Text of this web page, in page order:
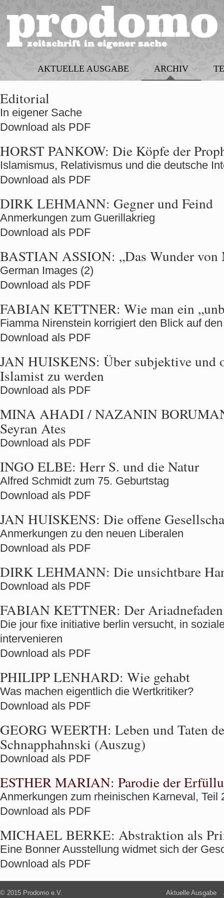
AKTUELLE AUSGABE ARCHIV
Editorial
In eigener Sache
Download als PDF
HORST PANKOW: Die Köpfe der
Islamismus, Relativismus und die deutsche
Download als PDF
DIRK LEHMANN: Gegner und Feind
Anmerkungen zum Guerillakrieg
Download als PDF
BASTIAN ASSION: „Das Wunder
German Images (2)
Download als PDF
FABIAN KETTNER: Wie man ein
Fiamma Nirenstein korrigiert den Blick auf
Download als PDF
JAN HUISKENS: Über subjektive und
Islamist zu werden
Download als PDF
MINA AHADI / NAZANIN
Seyran Ates
Download als PDF
INGO ELBE: Herr S. und die Natur
Alfred Schmidt zum 75. Geburtstag
Download als PDF
JAN HUISKENS: Die offene
Anmerkungen zu den neuen Liberalen
Download als PDF
DIRK LEHMANN: Die unsichtbare
Download als PDF
FABIAN KETTNER: Der
Die jour fixe initiative berlin versucht, in
intervenieren
Download als PDF
PHILIPP LENHARD: Wie gehabt
Was machen eigentlich die Wertkritiker?
Download als PDF
GEORG WEERTH: Leben und Taten
Schnapphahnski (Auszug)
Download als PDF
ESTHER MARIAN: Parodie der
Anmerkungen zum rheinischen Karneval, Teil
Download als PDF
MICHAEL BERKE: Abstraktion als
Eine Bonner Ausstellung widmet sich der
Download als PDF
© 2015 Prodomo e.V. Aktuelle Ausgabe